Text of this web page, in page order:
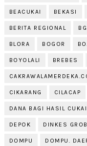
BEACUKAI BEKASI
BERITA REGIONAL
BLORA BOGOR
BOYOLALI BREBES
CIKARANG CILACAP
DANA BAGI HASIL
DEPOK DINKES
DOMPU DOMPU.